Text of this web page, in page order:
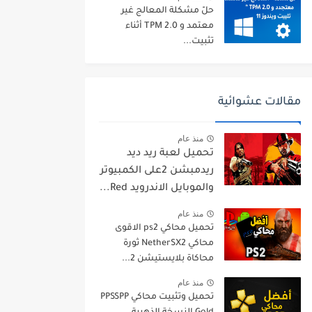
حلّ مشكلة المعالج غير
معتمد و TPM 2.0 أثناء
تثبيت...
مقالات عشوائية
منذ عام
تحميل لعبة ريد ديد
ريدمبشن 2على الكمبيوتر
والموبايل الاندرويد Red...
منذ عام
تحميل محاكي ps2 الاقوى
محاكي NetherSX2 ثورة
محاكاة بلايستيشن 2...
منذ عام
تحميل وتثبيت محاكي PPSSPP